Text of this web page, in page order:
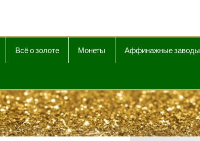
Всё о золоте Монеты Аффинажные заводы